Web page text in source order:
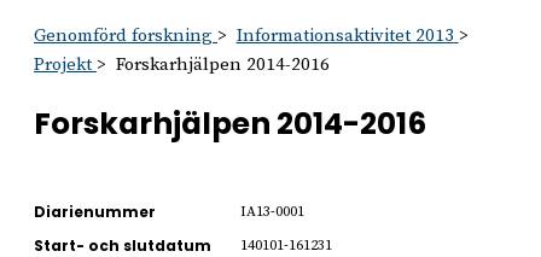
Genomförd forskning
Informationsaktivitet 2013
Projekt
Forskarhjälpen 2014-2016
Forskarhjälpen 2014-2016
Diarienummer IA13-0001
Start- och slutdatum 140101-161231